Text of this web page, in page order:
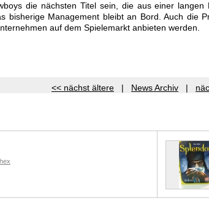
die nächsten Titel sein, die aus einer
bisherige Management bleibt an Bord. Auch die
auf dem Spielemarkt anbieten werden.
<< nächst ältere | News Archiv |